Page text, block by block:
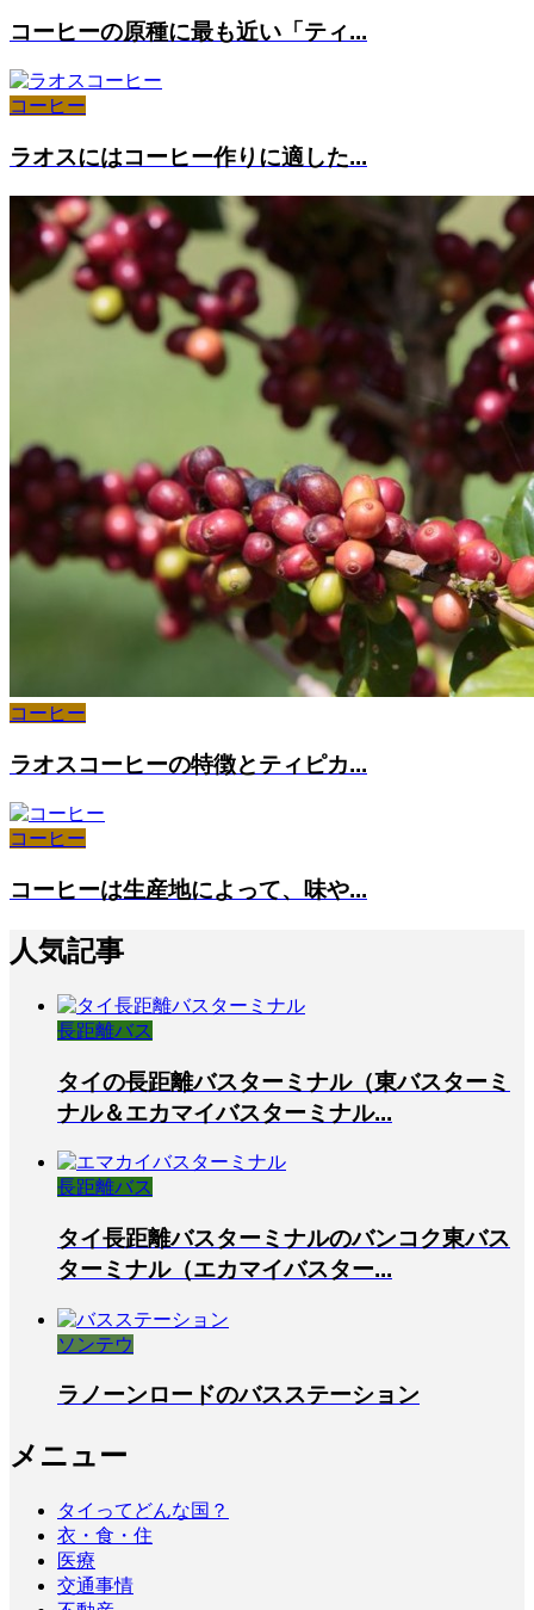
コーヒーの原種に最も近い「ティ...
コーヒー
ラオスにはコーヒー作りに適した...
コーヒー
ラオスコーヒーの特徴とティピカ...
コーヒー
コーヒーは生産地によって、味や...
人気記事
長距離バス
タイの長距離バスターミナル（東バスターミ
ナル＆エカマイバスターミナル...
長距離バス
タイ長距離バスターミナルのバンコク東バス
ターミナル（エカマイバスター...
ソンテウ
ラノーンロードのバスステーション
メニュー
タイってどんな国？
衣・食・住
医療
交通事情